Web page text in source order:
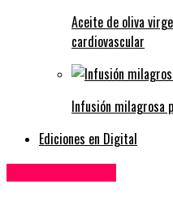
Aceite de oliva
cardiovascular
Infusión milagrosa
Ediciones en Digital